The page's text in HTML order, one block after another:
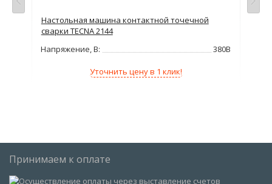
Настольная машина контактной точечной
сварки TECNA 2144
Напряжение, В:
380В
Уточнить цену в 1 клик!
Принимаем к оплате